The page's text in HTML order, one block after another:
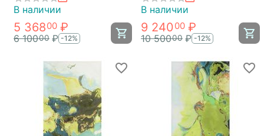
В наличии
5 36800 ₽
6 10000 ₽ -12%
В наличии
9 24000 ₽
10 50000 ₽ -12%